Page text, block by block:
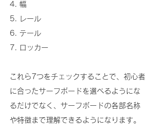
4. 幅
5. レール
6. テール
​7. ロッカー
これら7つをチェックすることで、初心者
に合ったサーフボードを選べるようにな
るだけでなく、サーフボードの各部名称
や特徴まで理解できるようになります。